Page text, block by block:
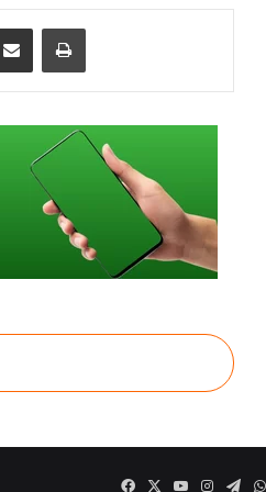
FacebookYouTube